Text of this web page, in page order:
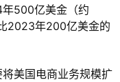
500亿美金（约
2023年200亿美金的
美国电商业务规模扩